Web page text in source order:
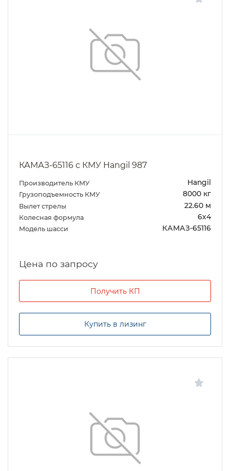
КАМАЗ-65116 с КМУ Hangil 987
Производитель КМУ Hangil
Грузоподъемность КМУ 8000 кг
Вылет стрелы 22.60 м
Колесная формула 6х4
Модель шасси КАМАЗ-65116
Цена по запросу
Получить КП
Купить в лизинг